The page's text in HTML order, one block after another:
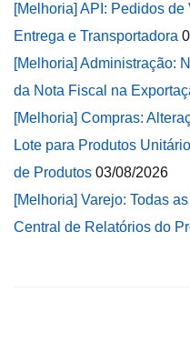
[Melhoria] API: Pedidos
Entrega e Transportadora
[Melhoria] Administração:
da Nota Fiscal na
[Melhoria] Compras:
Lote para Produtos
de Produtos 03/08/2026
[Melhoria] Varejo: Todas
Central de Relatórios do